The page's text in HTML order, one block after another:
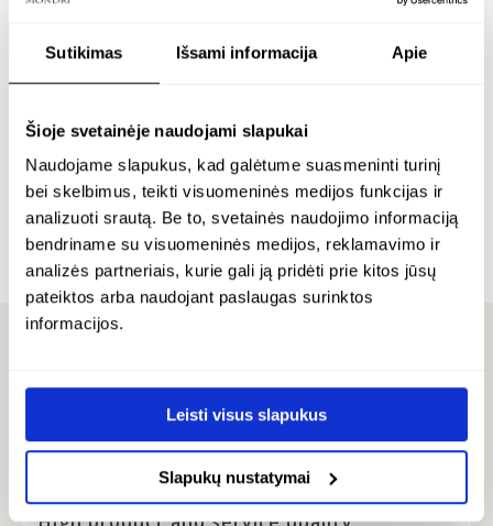
Sutikimas Išsami informacija Apie
Šioje svetainėje naudojami slapukai
Naudojame slapukus, kad galėtume suasmeninti turinį
bei skelbimus, teikti visuomeninės medijos funkcijas ir
analizuoti srautą. Be to, svetainės naudojimo informaciją
bendriname su visuomeninės medijos, reklamavimo ir
analizės partneriais, kurie gali ją pridėti prie kitos jūsų
pateiktos arba naudojant paslaugas surinktos
informacijos.
Leisti visus slapukus
Slapukų nustatymai
paauksuota
išskirtinio gintaro
pakabuku – carre
24K paauksuotas sidabras
€214.00
cubico
24K paauksuotas sidabras
298.00
ATSILIEPIMAI